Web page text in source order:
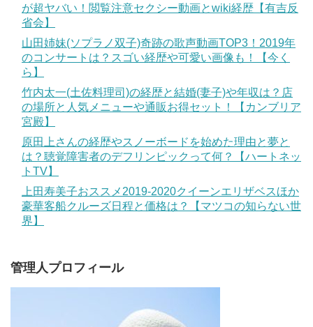
が超ヤバい！閲覧注意セクシー動画とwiki経歴【有吉反
省会】
山田姉妹(ソプラノ双子)奇跡の歌声動画TOP3！2019年
のコンサートは？スゴい経歴や可愛い画像も！【今く
ら】
竹内太一(土佐料理司)の経歴と結婚(妻子)や年収は？店
の場所と人気メニューや通販お得セット！【カンブリア
宮殿】
原田上さんの経歴やスノーボードを始めた理由と夢と
は？聴覚障害者のデフリンピックって何？【ハートネッ
トTV】
上田寿美子おススメ2019-2020クイーンエリザベスほか
豪華客船クルーズ日程と価格は？【マツコの知らない世
界】
管理人プロフィール